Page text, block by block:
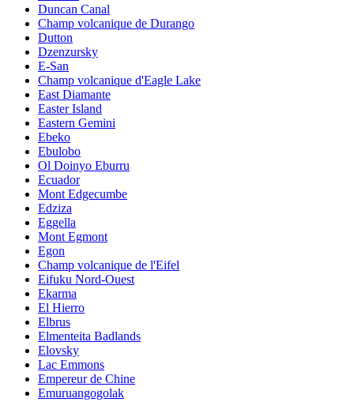
Duncan Canal
Champ volcanique de Durango
Dutton
Dzenzursky
E-San
Champ volcanique d'Eagle Lake
East Diamante
Easter Island
Eastern Gemini
Ebeko
Ebulobo
Ol Doinyo Eburru
Ecuador
Mont Edgecumbe
Edziza
Eggella
Mont Egmont
Egon
Champ volcanique de l'Eifel
Eifuku Nord-Ouest
Ekarma
El Hierro
Elbrus
Elmenteita Badlands
Elovsky
Lac Emmons
Empereur de Chine
Emuruangogolak